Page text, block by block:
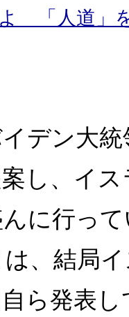
「人道」
デン大統
し、イ
に行っ
、結局
ら発表